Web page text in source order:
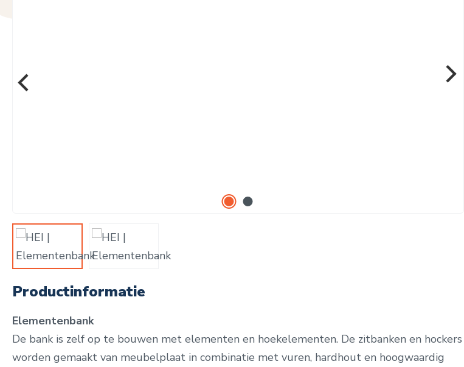
Productinformatie
Elementenbank
De bank is zelf op te bouwen met elementen en hoekelementen. De zitbanken en hockers
worden gemaakt van meubelplaat in combinatie met vuren, hardhout en hoogwaardig